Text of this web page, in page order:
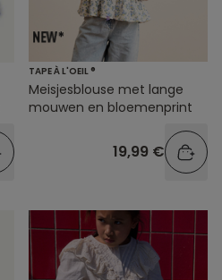
TAPE À L'OEIL ®
Meisjesblouse met lange
mouwen en bloemenprint
19,99 €